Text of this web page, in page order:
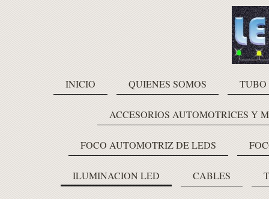
INICIO QUIENES SOMOS TUBO
ACCESORIOS AUTOMOTRICES Y
FOCO AUTOMOTRIZ DE LEDS
ILUMINACION LED CABLES